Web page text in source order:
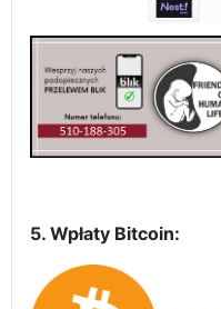
5. Wpłaty Bitcoin: